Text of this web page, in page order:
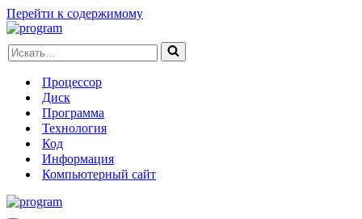
Перейти к содержимому
Искать...
Процессор
Диск
Программа
Технология
Код
Информация
Компьютерный сайт